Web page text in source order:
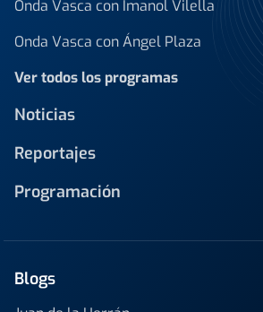
Onda Vasca con Imanol Vilella
Onda Vasca con Ángel Plaza
Ver todos los programas
Noticias
Reportajes
Programación
Blogs